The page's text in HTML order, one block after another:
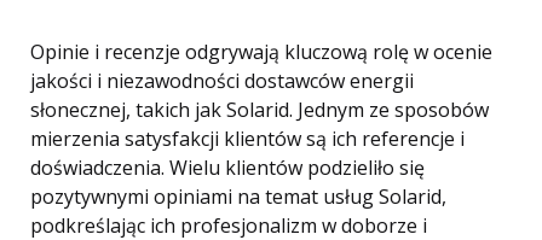
Opinie i recenzje odgrywają kluczową rolę w ocenie
jakości i niezawodności dostawców energii
słonecznej, takich jak Solarid. Jednym ze sposobów
mierzenia satysfakcji klientów są ich referencje i
doświadczenia. Wielu klientów podzieliło się
pozytywnymi opiniami na temat usług Solarid,
podkreślając ich profesjonalizm w doborze i